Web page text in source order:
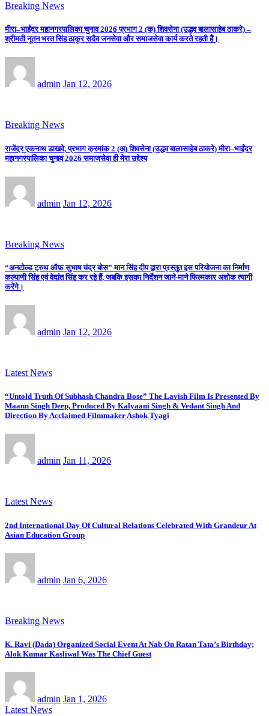
Breaking News
मीरा–भाईंदर महानगरपालिका चुनाव 2026 प्रभाग 2 (क) शिवसेना (उद्धव बालासाहेब ठाकरे) –
श्रीमती नूतन भरत सिंह ठाकुर सदैव जनसेवा और समाजसेवा कार्य करते रहती हैं।
admin Jan 12, 2026
Breaking News
राजेंद्र एकनाथ डाखवे, प्रभाग क्रमांक 2 (अ) शिवसेना (उद्धव बालासाहेब ठाकरे) मीरा–भाईंदर
महानगरपालिका चुनाव 2026 समाजसेवा ही मेरा उद्देश्य
admin Jan 12, 2026
Breaking News
“अनटोल्ड ट्रुथ ऑफ़ सुभाष चंद्र बोस” मान सिंह दीप द्वारा प्रस्तुत इस परियोजना का निर्माण
कल्याणी सिंह एवं वेदांत सिंह कर रहे हैं, जबकि इसका निर्देशन जाने-माने फिल्मकार अशोक त्यागी
करेंगे।
admin Jan 12, 2026
Latest News
“Untold Truth Of Subhash Chandra Bose” The Lavish Film Is Presented By
Maann Singh Deep, Produced By Kalyaani Singh & Vedant Singh And
Direction By Acclaimed Filmmaker Ashok Tyagi
admin Jan 11, 2026
Latest News
2nd International Day Of Cultural Relations Celebrated With Grandeur At
Asian Education Group
admin Jan 6, 2026
Breaking News
K. Ravi (Dada) Organized Social Event At Nab On Ratan Tata’s Birthday;
Alok Kumar Kasliwal Was The Chief Guest
admin Jan 1, 2026
Latest News